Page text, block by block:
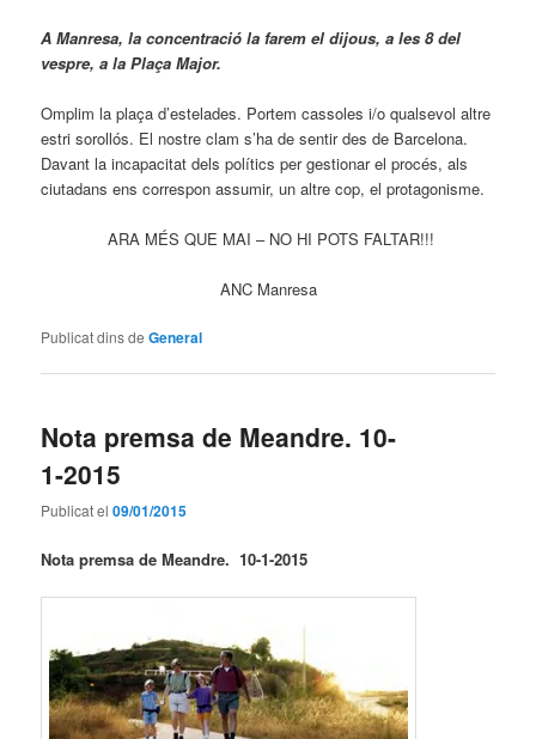
A Manresa, la concentració la farem el dijous, a les 8 del
vespre, a la Plaça Major.
Omplim la plaça d’estelades. Portem cassoles i/o qualsevol altre
estri sorollós. El nostre clam s’ha de sentir des de Barcelona.
Davant la incapacitat dels polítics per gestionar el procés, als
ciutadans ens correspon assumir, un altre cop, el protagonisme.
ARA MÉS QUE MAI – NO HI POTS FALTAR!!!
ANC Manresa
Publicat dins de General
Nota premsa de Meandre. 10-
1-2015
Publicat el09/01/2015
Nota premsa de Meandre. 10-1-2015